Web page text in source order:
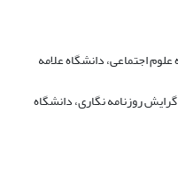
اجتماعی، دانشگاه علامه
روزنامه نگاری، دانشگاه